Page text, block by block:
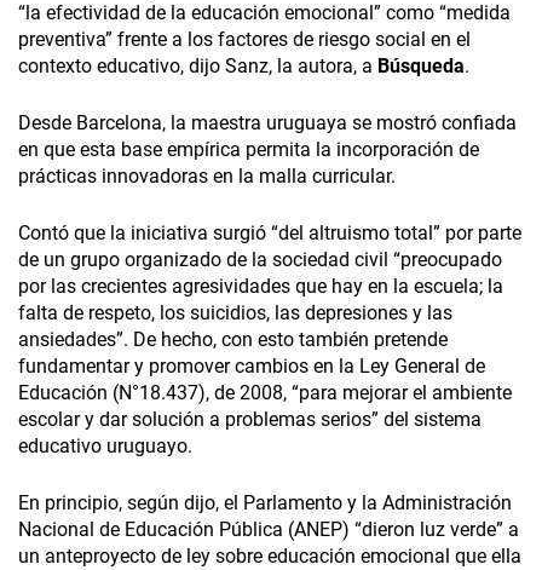
“la efectividad de la educación emocional” como “medida
preventiva” frente a los factores de riesgo social en el
contexto educativo, dijo Sanz, la autora, a Búsqueda.
Desde Barcelona, la maestra uruguaya se mostró confiada
en que esta base empírica permita la incorporación de
prácticas innovadoras en la malla curricular.
Contó que la iniciativa surgió “del altruismo total” por parte
de un grupo organizado de la sociedad civil “preocupado
por las crecientes agresividades que hay en la escuela; la
falta de respeto, los suicidios, las depresiones y las
ansiedades”. De hecho, con esto también pretende
fundamentar y promover cambios en la Ley General de
Educación (N°18.437), de 2008, “para mejorar el ambiente
escolar y dar solución a problemas serios” del sistema
educativo uruguayo.
En principio, según dijo, el Parlamento y la Administración
Nacional de Educación Pública (ANEP) “dieron luz verde” a
un anteproyecto de ley sobre educación emocional que ella